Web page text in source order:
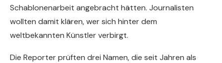
Schablonenarbeit angebracht hätten. Journalisten
wollten damit klären, wer sich hinter dem
weltbekannten Künstler verbirgt.
Die Reporter prüften drei Namen, die seit Jahren als